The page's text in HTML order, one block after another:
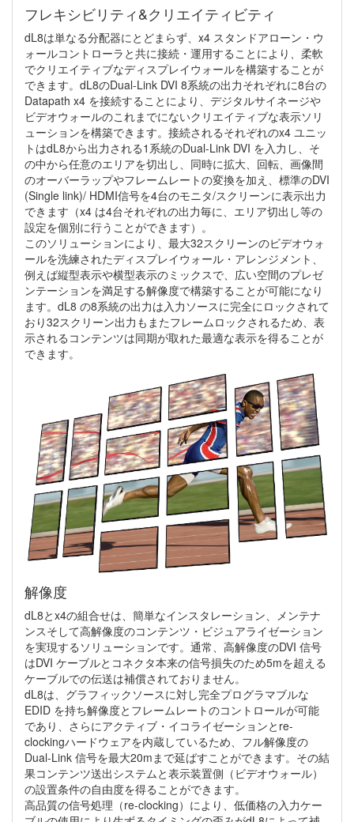
フレキシビリティ&クリエイティビティ
dL8は単なる分配器にとどまらず、x4 スタンドアローン・ウ
ォールコントローラと共に接続・運用することにより、柔軟
でクリエイティブなディスプレイウォールを構築することが
できます。dL8のDual-Link DVI 8系統の出力それぞれに8台の
Datapath x4 を接続することにより、デジタルサイネージや
ビデオウォールのこれまでにないクリエイティブな表示ソリ
ューションを構築できます。接続されるそれぞれのx4 ユニッ
トはdL8から出力される1系統のDual-Link DVI を入力し、そ
の中から任意のエリアを切出し、同時に拡大、回転、画像間
のオーバーラップやフレームレートの変換を加え、標準のDVI
(Single link)/ HDMI信号を4台のモニタ/スクリーンに表示出力
できます（x4 は4台それぞれの出力毎に、エリア切出し等の
設定を個別に行うことができます）。
このソリューションにより、最大32スクリーンのビデオウォ
ールを洗練されたディスプレイウォール・アレンジメント、
例えば縦型表示や横型表示のミックスで、広い空間のプレゼ
ンテーションを満足する解像度で構築することが可能になり
ます。dL8 の8系統の出力は入力ソースに完全にロックされて
おり32スクリーン出力もまたフレームロックされるため、表
示されるコンテンツは同期が取れた最適な表示を得ることが
できます。
解像度
dL8とx4の組合せは、簡単なインスタレーション、メンテナ
ンスそして高解像度のコンテンツ・ビジュアライゼーション
を実現するソリューションです。通常、高解像度のDVI 信号
はDVI ケーブルとコネクタ本来の信号損失のため5mを超える
ケーブルでの伝送は補償されておりません。
dL8は、グラフィックソースに対し完全プログラマブルな
EDID を持ち解像度とフレームレートのコントロールが可能
であり、さらにアクティブ・イコライゼーションとre-
clockingハードウェアを内蔵しているため、フル解像度の
Dual-Link 信号を最大20mまで延ばすことができます。その結
果コンテンツ送出システムと表示装置側（ビデオウォール）
の設置条件の自由度を得ることができます。
高品質の信号処理（re-clocking）により、低価格の入力ケー